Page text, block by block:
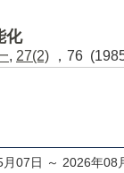
化
, 27(2) ，76
月07日 ～ 2026年08